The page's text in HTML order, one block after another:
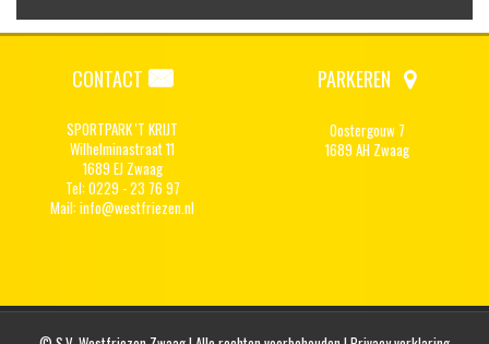
CONTACT
SPORTPARK 'T KRIJT
Wilhelminastraat 11
1689 EJ Zwaag
Tel: 0229 - 23 76 97
Mail:info@westfriezen.nl
PARKEREN
Oostergouw 7
1689 AH Zwaag